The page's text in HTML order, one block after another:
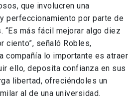
que involucren una
perfeccionamiento por parte de
“Es más fácil mejorar algo diez
ciento”, señaló Robles,
compañía lo importante es atraer
ello, deposita confianza en sus
libertad, ofreciéndoles un
al de una universidad.